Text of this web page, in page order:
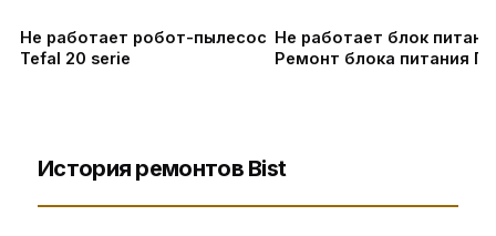
Не работает робот-пылесос
Tefal 20 serie
Не работает блок
Ремонт блока питания ПК
История ремонтов Bist